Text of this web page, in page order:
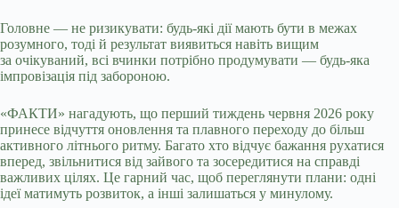
Головне — не ризикувати: будь-які дії мають бути в межах
розумного, тоді й результат виявиться навіть вищим
за очікуваний, всі вчинки потрібно продумувати — будь-яка
імпровізація під забороною.
«ФАКТИ» нагадують, що перший тиждень червня 2026 року
принесе відчуття оновлення та плавного переходу до більш
активного літнього ритму. Багато хто відчує бажання рухатися
вперед, звільнитися від зайвого та зосередитися на справді
важливих цілях. Це гарний час, щоб переглянути плани: одні
ідеї матимуть розвиток, а інші залишаться у минулому.